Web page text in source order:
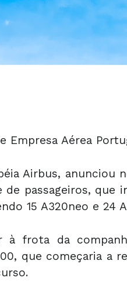
Empresa Aérea
Airbus, anunciou
passageiros, que
15 A320neo e 24
à frota da
que começaria a